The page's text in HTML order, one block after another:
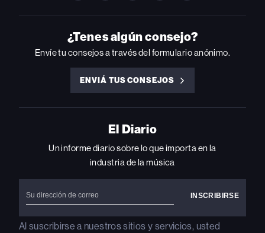
ON
INSTAGRAM
ON
YOUTUBE
ON
YOUTUBE
ON
ON
FACEBOOK
¿Tenes algún consejo?
Envíe tu consejos a través del formulario anónimo.
ENVIÁ TUS CONSEJOS
ENVIÁ
CONSEJOS
El Diario
Un informe diario sobre lo que importa en la
industria de la música
Al suscribirse a nuestros sitios y servicios, usted